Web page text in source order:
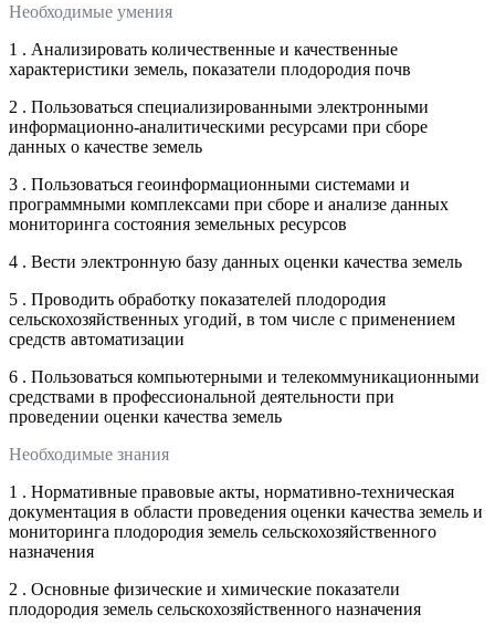
Необходимые умения
1 . Анализировать количественные и качественные
характеристики земель, показатели плодородия почв
2 . Пользоваться специализированными электронными
информационно-аналитическими ресурсами при сборе
данных о качестве земель
3 . Пользоваться геоинформационными системами и
программными комплексами при сборе и анализе данных
мониторинга состояния земельных ресурсов
4 . Вести электронную базу данных оценки качества земель
5 . Проводить обработку показателей плодородия
сельскохозяйственных угодий, в том числе с применением
средств автоматизации
6 . Пользоваться компьютерными и телекоммуникационными
средствами в профессиональной деятельности при
проведении оценки качества земель
Необходимые знания
1 . Нормативные правовые акты, нормативно-техническая
документация в области проведения оценки качества земель и
мониторинга плодородия земель сельскохозяйственного
назначения
2 . Основные физические и химические показатели
плодородия земель сельскохозяйственного назначения